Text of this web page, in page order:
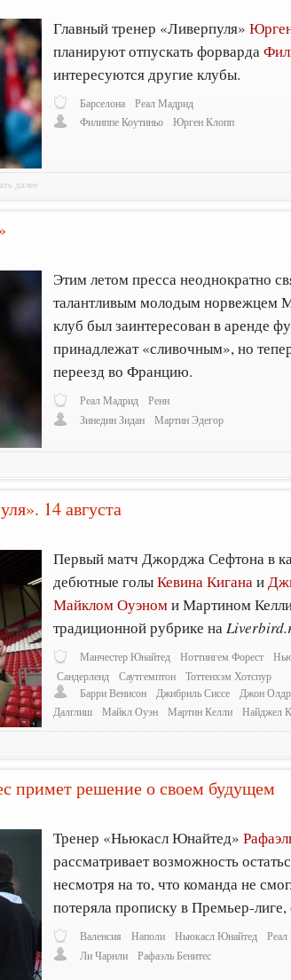
Главный тренер «Ливерпуля»
планируют отпускать форварда
интересуются другие клубы.
Барселона
Реал Мадрид
Филиппе Коутиньо
Юрген Клопп
далее
Этим летом пресса неоднократно
талантливым молодым норвежцем
клуб был заинтересован в аренде
принадлежат «сливочным», но
переезд во Францию.
Реал Мадрид
Ренн
Зинедин Зидан
Мартин Эдегор
14 августа
Первый матч Джорджа Сефтона в
дебютные голыКевина Киганаи
Майклом Оуэноми Мартином
традиционной рубрике на
Манчестер Юнайтед Ноттингем Форест
Сандерленд
Саутгемптон
Тоттенхэм Хотспур
Барри Венисон
Джибриль Сиссе Джон
Далглиш
Майкл Оуэн Мартин Келли Найджел
примет решение о своем будущем
Тренер «Ньюкасл Юнайтед»
рассматривает возможность
несмотря на то, что команда не
потеряла прописку в Премьер-
Валенсия Наполи Ньюкасл Юнайтед
Ли Чарнли
Рафаэль Бенитес